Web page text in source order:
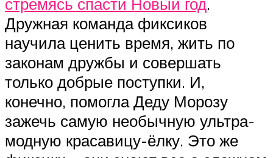
Дружная команда фиксиков
научила ценить время, жить по
законам дружбы и совершать
только добрые поступки. И,
конечно, помогла Деду Морозу
зажечь самую необычную ультра-
модную красавицу-ёлку. Это же